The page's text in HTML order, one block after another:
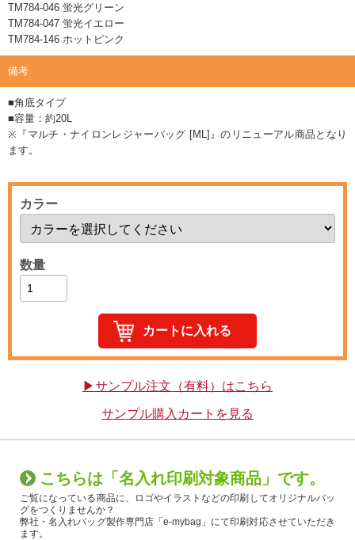
TM784-046 蛍光グリーン
TM784-047 蛍光イエロー
TM784-146 ホットピンク
備考
■角底タイプ
■容量：約20L
※『マルチ・ナイロンレジャーバッグ [ML]』のリニューアル商品となり
ます。
カラー
数量
▶サンプル注文（有料）はこちら
サンプル購入カートを見る
こちらは「名入れ印刷対象商品」です。
ご覧になっている商品に、ロゴやイラストなどの印刷してオリジナルバッ
グをつくりませんか？
弊社・名入れバッグ製作専門店「e-mybag」にて印刷対応させていただき
ます。